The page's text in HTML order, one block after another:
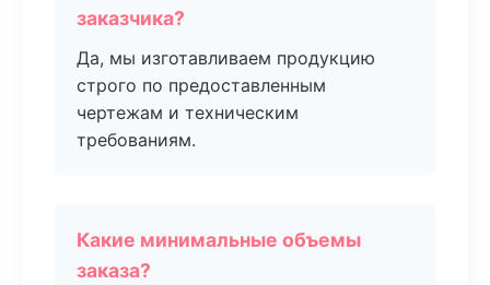
заказчика?
Да, мы изготавливаем продукцию
строго по предоставленным
чертежам и техническим
требованиям.
Какие минимальные объемы
заказа?